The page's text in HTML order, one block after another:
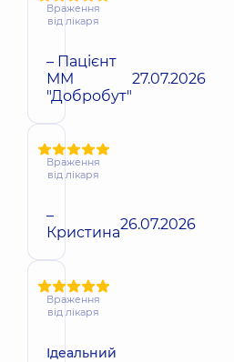
Враження
від лікаря
– Пацієнт
ММ
"Добробут"
27.07.2026
Враження
від лікаря
–
Кристина26.07.2026
Враження
від лікаря
Ідеальний